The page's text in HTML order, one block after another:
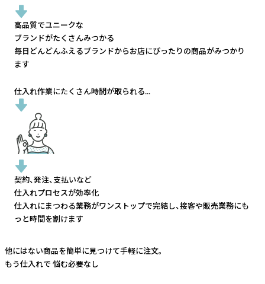
高品質でユニークな
ブランドがたくさんみつかる
毎日どんどんふえるブランドからお店にぴったりの商品がみつかり
ます
仕入れ作業にたくさん時間が取られる...
契約、発注、支払いなど
仕入れプロセスが効率化
仕入れにまつわる業務がワンストップで完結し、接客や販売業務にも
っと時間を割けます
他にはない商品を簡単に見つけて手軽に注文。
もう仕入れで 悩む必要なし